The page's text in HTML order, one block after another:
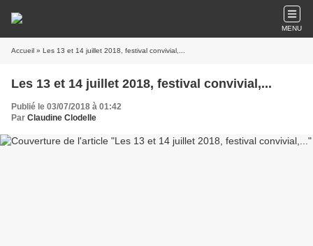
MENU
Accueil » Les 13 et 14 juillet 2018, festival convivial,...
Les 13 et 14 juillet 2018, festival convivial,...
Publié le 03/07/2018 à 01:42
Par Claudine Clodelle